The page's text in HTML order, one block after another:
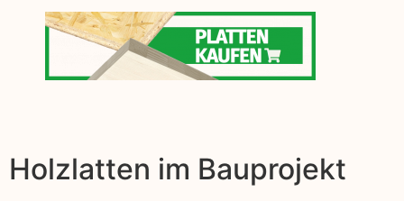
Holzlatten im Bauprojekt